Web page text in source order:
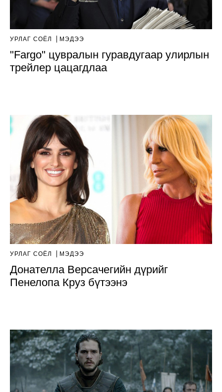
УРЛАГ СОЁЛ МЭДЭЭ
"Fargo" цувралын гуравдугаар улирлын
трейлер цацагдлаа
УРЛАГ СОЁЛ МЭДЭЭ
Донателла Версачегийн дүрийг
Пенелопа Круз бүтээнэ